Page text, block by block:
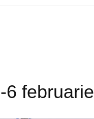
6 februarie